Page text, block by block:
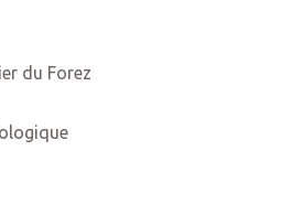
du Forez